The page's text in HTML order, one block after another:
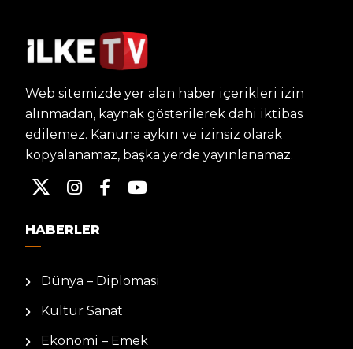
Web sitemizde yer alan haber içerikleri izin
alınmadan, kaynak gösterilerek dahi iktibas
edilemez. Kanuna aykırı ve izinsiz olarak
kopyalanamaz, başka yerde yayınlanamaz.
HABERLER
Dünya – Diplomasi
Kültür Sanat
Ekonomi – Emek